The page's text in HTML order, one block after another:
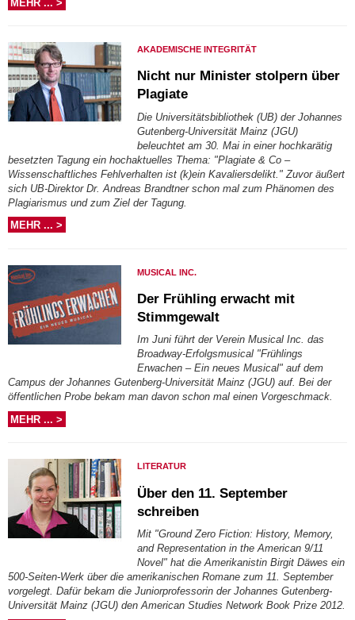
AKADEMISCHE INTEGRITÄT
Nicht nur Minister stolpern über
Plagiate
Die Universitätsbibliothek (UB) der Johannes
Gutenberg-Universität Mainz (JGU)
beleuchtet am 30. Mai in einer hochkarätig
besetzten Tagung ein hochaktuelles Thema: "Plagiate & Co –
Wissenschaftliches Fehlverhalten ist (k)ein Kavaliersdelikt." Zuvor äußert
sich UB-Direktor Dr. Andreas Brandtner schon mal zum Phänomen des
Plagiarismus und zum Ziel der Tagung.
MEHR ... >
MUSICAL INC.
Der Frühling erwacht mit
Stimmgewalt
Im Juni führt der Verein Musical Inc. das
Broadway-Erfolgsmusical "Frühlings
Erwachen – Ein neues Musical" auf dem
Campus der Johannes Gutenberg-Universität Mainz (JGU) auf. Bei der
öffentlichen Probe bekam man davon schon mal einen Vorgeschmack.
MEHR ... >
LITERATUR
Über den 11. September
schreiben
Mit "Ground Zero Fiction: History, Memory,
and Representation in the American 9/11
Novel" hat die Amerikanistin Birgit Däwes ein
500-Seiten-Werk über die amerikanischen Romane zum 11. September
vorgelegt. Dafür bekam die Juniorprofessorin der Johannes Gutenberg-
Universität Mainz (JGU) den American Studies Network Book Prize 2012.